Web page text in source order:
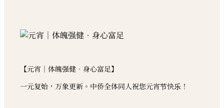
【元宵｜体魄强健•身心富足】
一元复始，万象更新。中侨全体同人祝您元宵节快乐！